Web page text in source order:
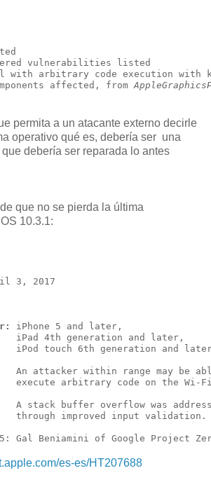
vulnerabilities listed
with arbitrary code execution with
affected, from
permita a un atacante externo decirle
operativo qué es, debería ser una
debería ser reparada lo antes
que no se pierda la última
10.3.1:
3, 2017
iPhone 5 and later,
iPad 4th generation and later,
iPod touch 6th generation and
An attacker within range may be
execute arbitrary code on the Wi-
A stack buffer overflow was
through improved input validation.
Gal Beniamini of Google Project
es-es/HT207688